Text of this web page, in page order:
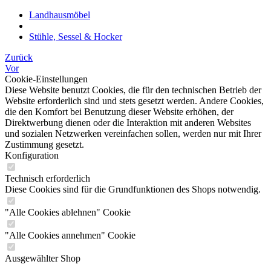
Landhausmöbel
Stühle, Sessel & Hocker
Zurück
Vor
Cookie-Einstellungen
Diese Website benutzt Cookies, die für den technischen Betrieb der
Website erforderlich sind und stets gesetzt werden. Andere Cookies,
die den Komfort bei Benutzung dieser Website erhöhen, der
Direktwerbung dienen oder die Interaktion mit anderen Websites
und sozialen Netzwerken vereinfachen sollen, werden nur mit Ihrer
Zustimmung gesetzt.
Konfiguration
Technisch erforderlich
Diese Cookies sind für die Grundfunktionen des Shops notwendig.
"Alle Cookies ablehnen" Cookie
"Alle Cookies annehmen" Cookie
Ausgewählter Shop